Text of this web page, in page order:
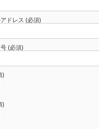
ドレス (必須)
(必須)
)
)